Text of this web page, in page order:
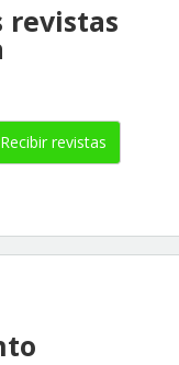
revistas
Recibir revistas